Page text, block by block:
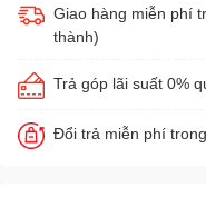
Giao hàng miễn phí
thành)
Trả góp lãi suất 0%
Đổi trả miễn phí